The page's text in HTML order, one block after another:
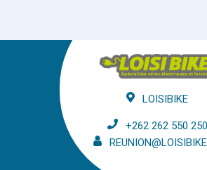
LOISIBIKE
+262 262 550 250